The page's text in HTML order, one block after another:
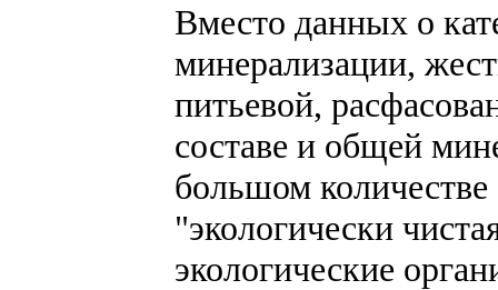
Вместо данных о
минерализации,
питьевой,
составе и общей
большом
"экологически
экологические